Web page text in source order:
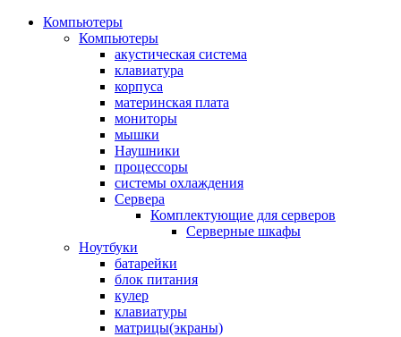
Компьютеры
Компьютеры
акустическая система
клавиатура
корпуса
материнская плата
мониторы
мышки
Наушники
процессоры
системы охлаждения
Сервера
Комплектующие для серверов
Серверные шкафы
Ноутбуки
батарейки
блок питания
кулер
клавиатуры
матрицы(экраны)